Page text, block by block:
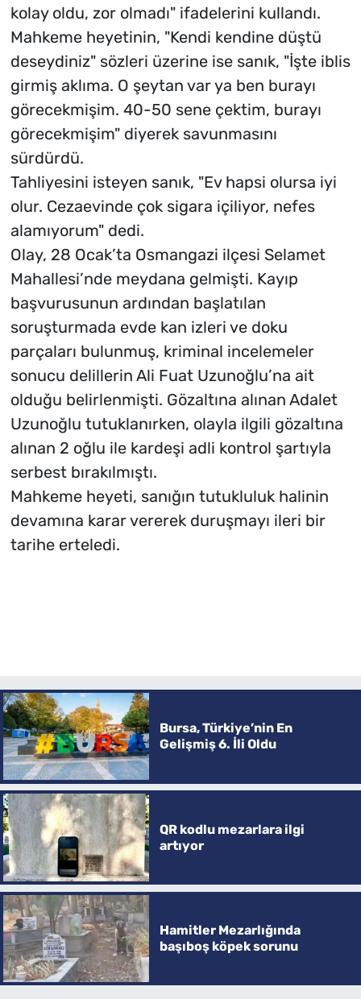
kolay oldu, zor olmadı" ifadelerini kullandı.
Mahkeme heyetinin, "Kendi kendine düştü
deseydiniz" sözleri üzerine ise sanık, "İşte iblis
girmiş aklıma. O şeytan var ya ben burayı
görecekmişim. 40-50 sene çektim, burayı
görecekmişim" diyerek savunmasını
sürdürdü.
Tahliyesini isteyen sanık, "Ev hapsi olursa iyi
olur. Cezaevinde çok sigara içiliyor, nefes
alamıyorum" dedi.
Olay, 28 Ocak’ta Osmangazi ilçesi Selamet
Mahallesi’nde meydana gelmişti. Kayıp
başvurusunun ardından başlatılan
soruşturmada evde kan izleri ve doku
parçaları bulunmuş, kriminal incelemeler
sonucu delillerin Ali Fuat Uzunoğlu’na ait
olduğu belirlenmişti. Gözaltına alınan Adalet
Uzunoğlu tutuklanırken, olayla ilgili gözaltına
alınan 2 oğlu ile kardeşi adli kontrol şartıyla
serbest bırakılmıştı.
Mahkeme heyeti, sanığın tutukluluk halinin
devamına karar vererek duruşmayı ileri bir
tarihe erteledi.
Bursa, Türkiye’nin En
Gelişmiş 6. İli Oldu
QR kodlu mezarlara ilgi
artıyor
Hamitler Mezarlığında
başıboş köpek sorunu